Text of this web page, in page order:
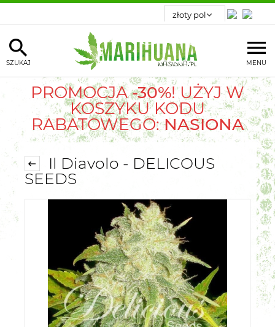
MENU
SZUKAJ
PROMOCJA-30%! UŻYJ W
KOSZYKU KODU
RABATOWEGO:NASIONA
Il Diavolo - DELICOUS
SEEDS